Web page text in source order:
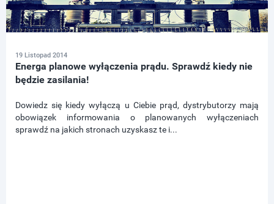
19 Listopad 2014
Energa planowe wyłączenia prądu. Sprawdź kiedy nie
będzie zasilania!
Dowiedz się kiedy wyłączą u Ciebie prąd, dystrybutorzy mają
obowiązek informowania o planowanych wyłączeniach
sprawdź na jakich stronach uzyskasz te i...